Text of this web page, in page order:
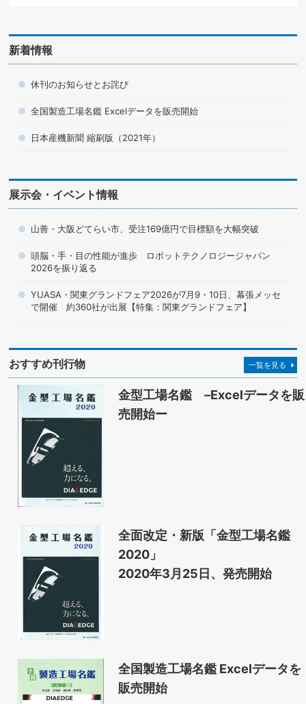
新着情報
休刊のお知らせとお詫び
全国製造工場名鑑 Excelデータを販売開始
日本産機新聞 縮刷版（2021年）
展示会・イベント情報
山善・大阪どてらい市、受注169億円で目標額を大幅突破
頭脳・手・目の性能が進歩 ロボットテクノロジージャパン
2026を振り返る
YUASA・関東グランドフェア2026が7月9・10日、幕張メッセ
で開催 約360社が出展【特集：関東グランドフェア】
おすすめ刊行物 一覧を見る
金型工場名鑑 –Excelデータを販
売開始ー
全面改定・新版「金型工場名鑑
2020」
2020年3月25日、発売開始
全国製造工場名鑑 Excelデータを
販売開始